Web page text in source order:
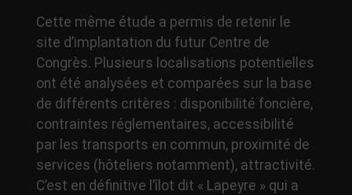
Cette même étude a permis de retenir le
site d’implantation du futur Centre de
Congrès. Plusieurs localisations potentielles
ont été analysées et comparées sur la base
de différents critères : disponibilité foncière,
contraintes réglementaires, accessibilité
par les transports en commun, proximité de
services (hôteliers notamment), attractivité.
C’est en définitive l’îlot dit « Lapeyre » qui a